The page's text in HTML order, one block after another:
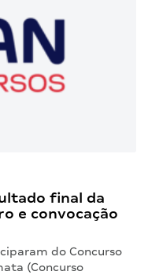
final da
e convocação
do Concurso
(Concurso